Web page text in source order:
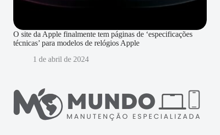
O site da Apple finalmente tem páginas de ‘especificações
técnicas’ para modelos de relógios Apple
1 de abril de 2024